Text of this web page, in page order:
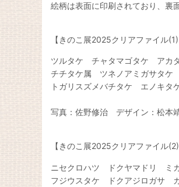
絵柄は表面に印刷されており、裏
【きのこ展2025クリアファイル
ツルタケ チャタマゴタケ アカ
チチタケ属 ツネノアミガサタ
トガリスズメバチタケ エノキ
写真：佐野修治 デザイン：松本
【きのこ展2025クリアファイル
ニセクロハツ ドクヤマドリ ミ
フジウスタケ ドクアジロガサ